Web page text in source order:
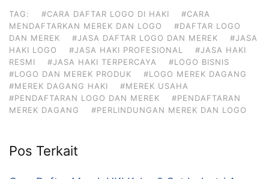
TAG: #CARA DAFTAR LOGO DI HAKI
#CARA
MENDAFTARKAN MEREK DAN LOGO
#DAFTAR LOGO
DAN MEREK
#JASA DAFTAR LOGO DAN MEREK
#JASA
HAKI LOGO
#JASA HAKI PROFESIONAL
#JASA HAKI
RESMI
#JASA HAKI TERPERCAYA
#LOGO BISNIS
#LOGO DAN MEREK PRODUK
#LOGO MEREK DAGANG
#MEREK DAGANG HAKI
#MEREK USAHA
#PENDAFTARAN LOGO DAN MEREK
#PENDAFTARAN
MEREK DAGANG
#PERLINDUNGAN MEREK DAN LOGO
Pos Terkait